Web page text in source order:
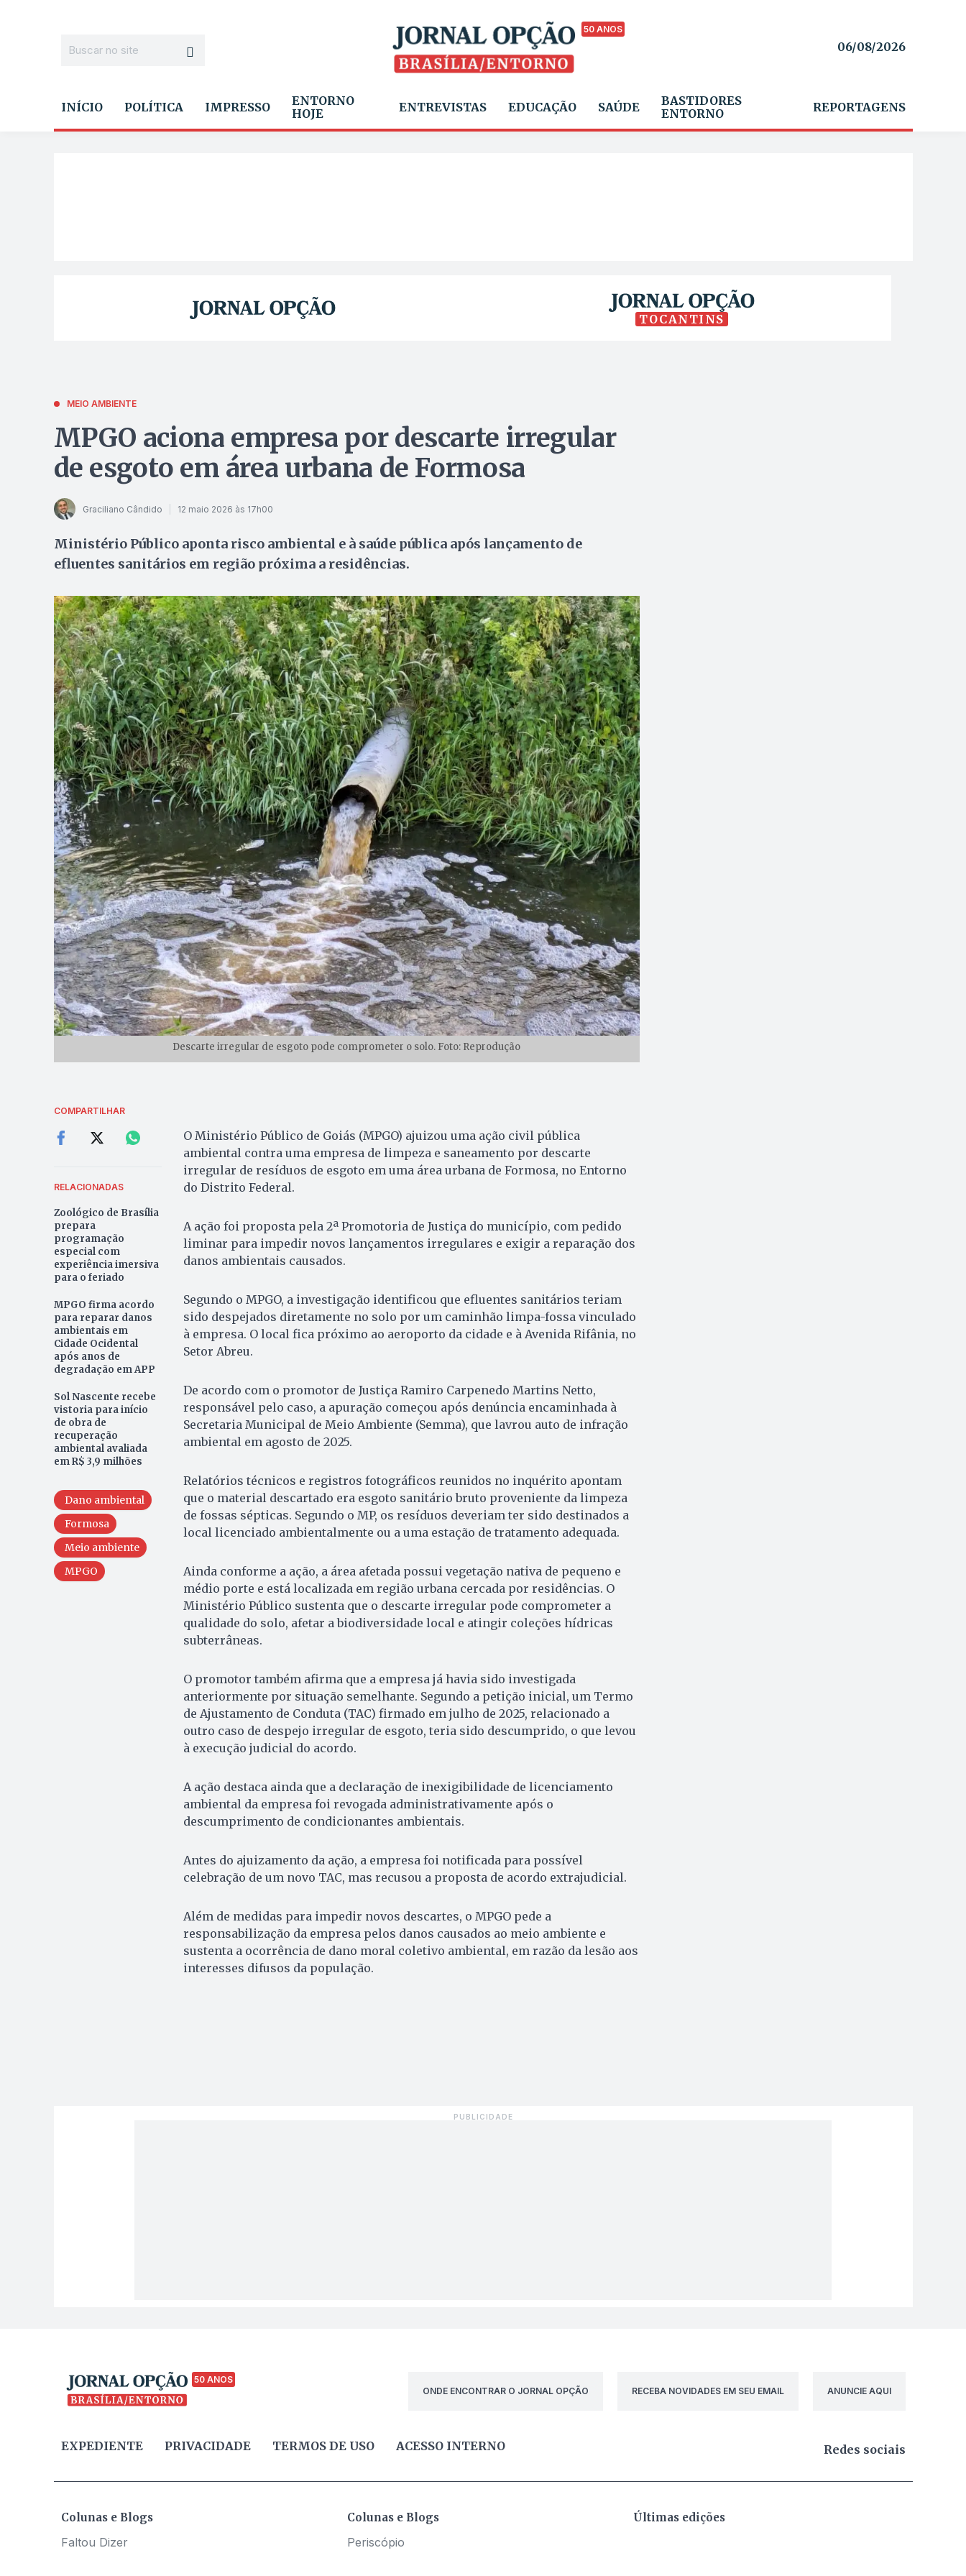
50 ANOS
06/08/2026
INÍCIO POLÍTICA IMPRESSO
ENTORNO
HOJE
ENTREVISTAS EDUCAÇÃO SAÚDE
BASTIDORES
ENTORNO
REPORTAGENS
TOCANTINS
MEIO AMBIENTE
MPGO aciona empresa por descarte irregular
de esgoto em área urbana de Formosa
Graciliano Cândido 12 maio 2026 às 17h00
Ministério Público aponta risco ambiental e à saúde pública após lançamento de
efluentes sanitários em região próxima a residências.
Descarte irregular de esgoto pode comprometer o solo. Foto: Reprodução
COMPARTILHAR
RELACIONADAS
Zoológico de Brasília
prepara
programação
especial com
experiência imersiva
para o feriado
MPGO firma acordo
para reparar danos
ambientais em
Cidade Ocidental
após anos de
degradação em APP
Sol Nascente recebe
vistoria para início
de obra de
recuperação
ambiental avaliada
em R$ 3,9 milhões
Dano ambiental
Formosa
Meio ambiente
MPGO
O Ministério Público de Goiás (MPGO) ajuizou uma ação civil pública
ambiental contra uma empresa de limpeza e saneamento por descarte
irregular de resíduos de esgoto em uma área urbana de Formosa, no Entorno
do Distrito Federal.
A ação foi proposta pela 2ª Promotoria de Justiça do município, com pedido
liminar para impedir novos lançamentos irregulares e exigir a reparação dos
danos ambientais causados.
Segundo o MPGO, a investigação identificou que efluentes sanitários teriam
sido despejados diretamente no solo por um caminhão limpa-fossa vinculado
à empresa. O local fica próximo ao aeroporto da cidade e à Avenida Rifânia, no
Setor Abreu.
De acordo com o promotor de Justiça Ramiro Carpenedo Martins Netto,
responsável pelo caso, a apuração começou após denúncia encaminhada à
Secretaria Municipal de Meio Ambiente (Semma), que lavrou auto de infração
ambiental em agosto de 2025.
Relatórios técnicos e registros fotográficos reunidos no inquérito apontam
que o material descartado era esgoto sanitário bruto proveniente da limpeza
de fossas sépticas. Segundo o MP, os resíduos deveriam ter sido destinados a
local licenciado ambientalmente ou a uma estação de tratamento adequada.
Ainda conforme a ação, a área afetada possui vegetação nativa de pequeno e
médio porte e está localizada em região urbana cercada por residências. O
Ministério Público sustenta que o descarte irregular pode comprometer a
qualidade do solo, afetar a biodiversidade local e atingir coleções hídricas
subterrâneas.
O promotor também afirma que a empresa já havia sido investigada
anteriormente por situação semelhante. Segundo a petição inicial, um Termo
de Ajustamento de Conduta (TAC) firmado em julho de 2025, relacionado a
outro caso de despejo irregular de esgoto, teria sido descumprido, o que levou
à execução judicial do acordo.
A ação destaca ainda que a declaração de inexigibilidade de licenciamento
ambiental da empresa foi revogada administrativamente após o
descumprimento de condicionantes ambientais.
Antes do ajuizamento da ação, a empresa foi notificada para possível
celebração de um novo TAC, mas recusou a proposta de acordo extrajudicial.
Além de medidas para impedir novos descartes, o MPGO pede a
responsabilização da empresa pelos danos causados ao meio ambiente e
sustenta a ocorrência de dano moral coletivo ambiental, em razão da lesão aos
interesses difusos da população.
50 ANOS
ONDE ENCONTRAR O JORNAL OPÇÃO
RECEBA NOVIDADES EM SEU EMAIL ANUNCIE AQUI
EXPEDIENTE PRIVACIDADE TERMOS DE USO ACESSO INTERNO Redes sociais
Colunas e Blogs
Faltou Dizer
Colunas e Blogs
Periscópio
Últimas edições